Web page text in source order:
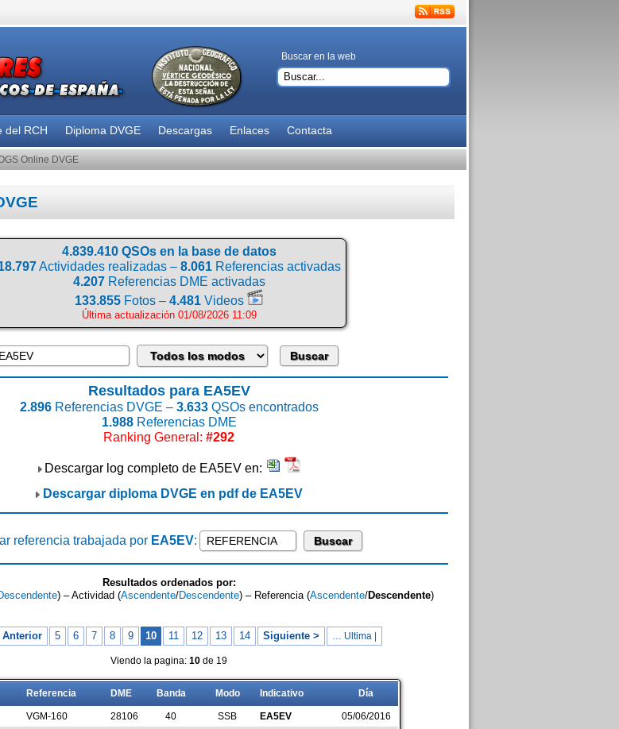
Buscar en la web
del RCH Diploma DVGE Descargas Enlaces Contacta
Online DVGE
4.839.410 QSOs en la base de datos
Actividades realizadas – 8.061Referencias activadas
4.207Referencias DME activadas
133.855 Fotos – 4.481 Videos
Última actualización 01/08/2026 11:09
Resultados para EA5EV
2.896Referencias DVGE – 3.633QSOs encontrados
1.988Referencias DME
Ranking General: #292
Descargar log completo de EA5EV en:
Descargar diploma DVGE en pdf de EA5EV
referencia trabajada por EA5EV:
Resultados ordenados por:
) – Actividad (Ascendente/Descendente) – Referencia (Ascendente/Descendente)
Anterior 5 6 7 8 9 10 11 12 13 14 Siguiente > … Ultima |
Viendo la pagina: 10 de 19
Referencia DME Banda Modo Indicativo Día
VGM-160 28106 40 SSB EA5EV
05/06/2016